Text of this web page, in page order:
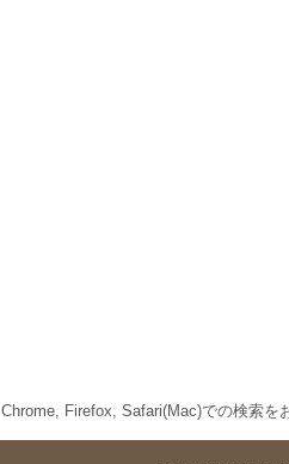
Chrome, Firefox, Safari(Mac)での検索を